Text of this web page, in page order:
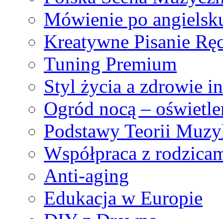
Mówienie po
Kreatywne Pisanie
Tuning Premium
Styl życia a zdrowie
Ogród nocą –
Podstawy Teorii
Współpraca z
Anti-aging
Edukacja w Europie